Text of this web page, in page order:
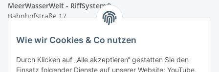
Wie wir Cookies & Co nutzen
Durch Klicken auf „Alle akzeptieren“ gestatten Sie den
Einsatz folgender Dienste auf unserer Website: YouTube,
MeerWasserWelt - RiffSystem®
Bahnhofstraße 17
83512 Wasserburg am Inn / Reitmehring
e-Mail: info@meerwasserwelt.de